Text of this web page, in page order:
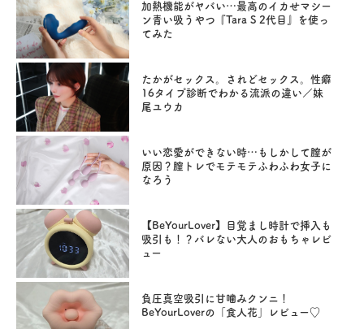
加熱機能がヤバい…最高のイカせマシー
ン青い吸うやつ『Tara S 2代目』を使っ
てみた
たかがセックス。されどセックス。性癖
16タイプ診断でわかる流派の違い／妹
尾ユウカ
いい恋愛ができない時…もしかして膣が
原因？膣トレでモテモテふわふわ女子に
なろう
【BeYourLover】目覚まし時計で挿入も
吸引も！？バレない大人のおもちゃレビ
ュー
負圧真空吸引に甘噛みクンニ！
BeYourLoverの「食人花」レビュー♡